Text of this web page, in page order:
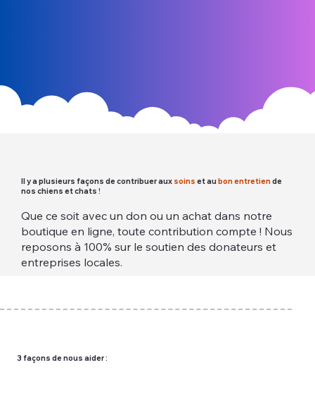
Il y a plusieurs façons de contribuer aux soins et aubon entretiende
nos chiens et chats !
Que ce soit avec un don ou un achat dans notre
boutique en ligne, toute contribution compte ! Nous
reposons à 100% sur le soutien des donateurs et
entreprises locales.
3 façons de nous aider :